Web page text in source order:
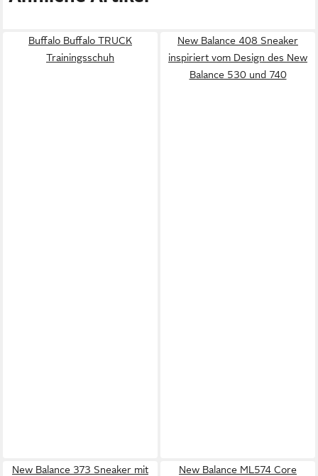
Buffalo Buffalo TRUCK
Trainingsschuh
New Balance 408 Sneaker
inspiriert vom Design des New
Balance 530 und 740
New Balance 373 Sneaker mit
New Balance ML574 Core